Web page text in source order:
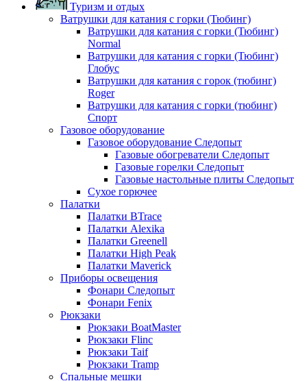
Туризм и отдых
Ватрушки для катания с горки (Тюбинг)
Ватрушки для катания с горки (Тюбинг)
Normal
Ватрушки для катания с горки (Тюбинг)
Глобус
Ватрушки для катания с горок (тюбинг)
Roger
Ватрушки для катания с горки (тюбинг)
Спорт
Газовое оборудование
Газовое оборудование Следопыт
Газовые обогреватели Следопыт
Газовые горелки Следопыт
Газовые настольные плиты Следопыт
Сухое горючее
Палатки
Палатки BTrace
Палатки Alexika
Палатки Greenell
Палатки High Peak
Палатки Maverick
Приборы освещения
Фонари Следопыт
Фонари Fenix
Рюкзаки
Рюкзаки BoatMaster
Рюкзаки Flinc
Рюкзаки Taif
Рюкзаки Tramp
Спальные мешки